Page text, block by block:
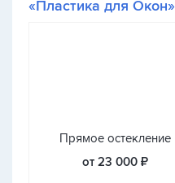
«Пластика для Окон»
Прямое остекление
от 23 000 ₽